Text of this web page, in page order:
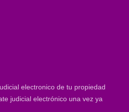
electronico de tu propiedad
judicial electrónico una vez ya